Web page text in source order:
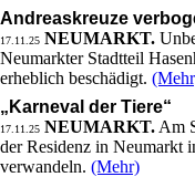
Andreaskreuze
17.11.25 NEUMARKT.
Neumarkter Stadtteil
erheblich beschädigt.
„Karneval der Tiere“
17.11.25 NEUMARKT. Am
der Residenz in Neumarkt
verwandeln. (Mehr)